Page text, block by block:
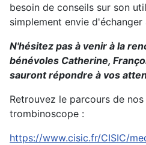
besoin de conseils sur son
simplement envie
N'hésitez pas à venir à la
bénévoles Catherine,
sauront répondre à vos
Retrouvez le parcours de
trombinoscope :
https://www.cisic.fr/CISIC/